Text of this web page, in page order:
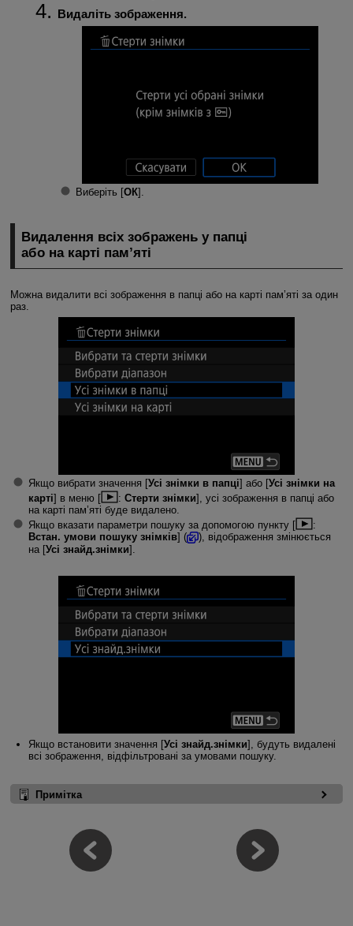
Видаліть зображення.
Виберіть [ОК].
Видалення всіх зображень у папці
або на карті пам’яті
Можна видалити всі зображення в папці або на карті пам’яті за один
раз.
Якщо вибрати значення [Усі знімки в папці] або [Усі знімки на
карті] в меню [ : Стерти знімки], усі зображення в папці або
на карті пам’яті буде видалено.
Якщо вказати параметри пошуку за допомогою пункту [
:
Встан. умови пошуку знімків] (
), відображення змінюється
на [Усі знайд.знімки].
Якщо встановити значення [Усі знайд.знімки], будуть видалені
всі зображення, відфільтровані за умовами пошуку.
Примітка